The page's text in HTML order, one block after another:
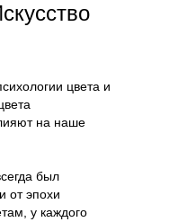
цвета и
на наше
был
от эпохи
у каждого